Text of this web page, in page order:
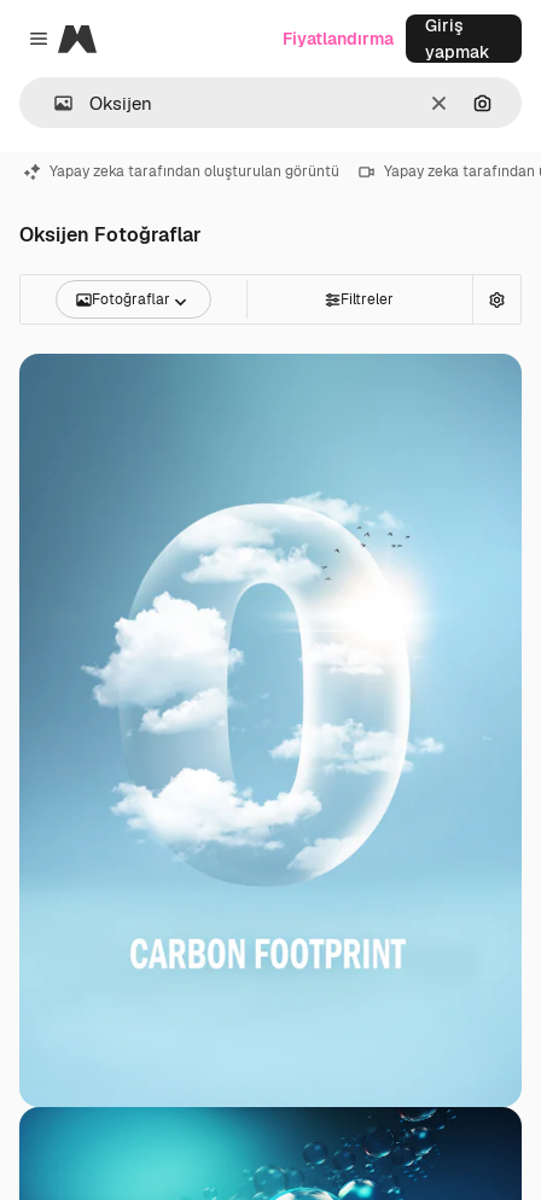
Close menu
Magnific
Temizlemek
Fiyatlandırma
Giriş
yapmak
Yapay zeka tarafından oluşturulan görüntü Yapay zeka
Oksijen Fotoğraflar
Fotoğraflar Filtreler